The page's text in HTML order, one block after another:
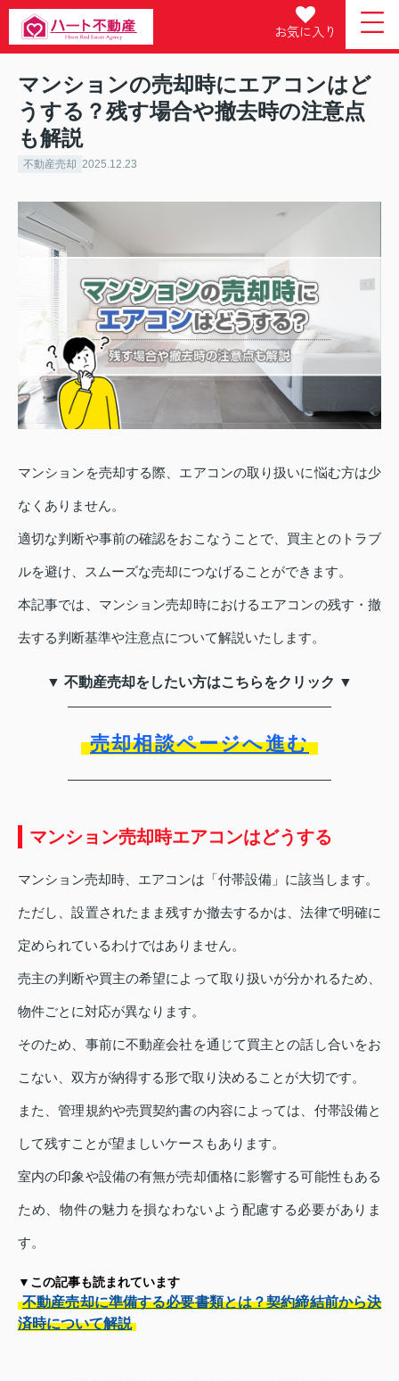
お気に入り
マンションの売却時にエアコンはど
うする？残す場合や撤去時の注意点
も解説
不動産売却 2025.12.23
マンションを売却する際、エアコンの取り扱いに悩む方は少
なくありません。
適切な判断や事前の確認をおこなうことで、買主とのトラブ
ルを避け、スムーズな売却につなげることができます。
本記事では、マンション売却時におけるエアコンの残す・撤
去する判断基準や注意点について解説いたします。
▼ 不動産売却をしたい方はこちらをクリック ▼
売却相談ページへ進む
マンション売却時エアコンはどうする
マンション売却時、エアコンは「付帯設備」に該当します。
ただし、設置されたまま残すか撤去するかは、法律で明確に
定められているわけではありません。
売主の判断や買主の希望によって取り扱いが分かれるため、
物件ごとに対応が異なります。
そのため、事前に不動産会社を通じて買主との話し合いをお
こない、双方が納得する形で取り決めることが大切です。
また、管理規約や売買契約書の内容によっては、付帯設備と
して残すことが望ましいケースもあります。
室内の印象や設備の有無が売却価格に影響する可能性もある
ため、物件の魅力を損なわないよう配慮する必要がありま
す。
▼この記事も読まれています
不動産売却に準備する必要書類とは？契約締結前から決
済時について解説